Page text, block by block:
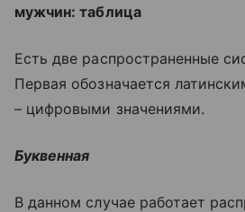
мужчин: таблица
Есть две распространенные
Первая обозначается
– цифровыми значениями.
Буквенная
В данном случае работает